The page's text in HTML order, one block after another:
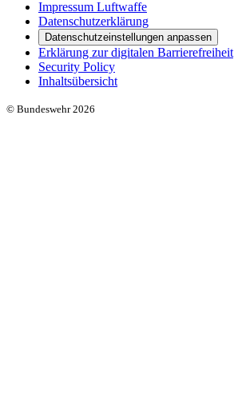
Impressum Luftwaffe
Datenschutzerklärung
Datenschutzeinstellungen anpassen
Erklärung zur digitalen Barrierefreiheit
Security Policy
Inhaltsübersicht
© Bundeswehr 2026